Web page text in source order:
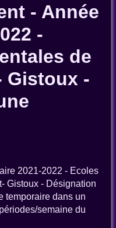
- Année
-
de
Gistoux -
2021-2022 - Ecoles
Gistoux - Désignation
temporaire dans un
semaine du